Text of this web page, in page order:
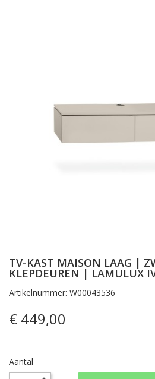
TV-KAST MAISON LAAG |
KLEPDEUREN | LAMULUX
Artikelnummer: W00043536
€ 449,00
Aantal